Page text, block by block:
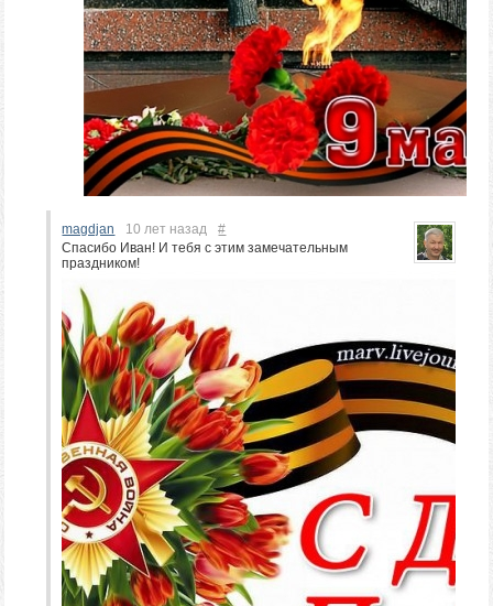
magdjan 10 лет назад
#
Спасибо Иван! И тебя с этим замечательным
праздником!